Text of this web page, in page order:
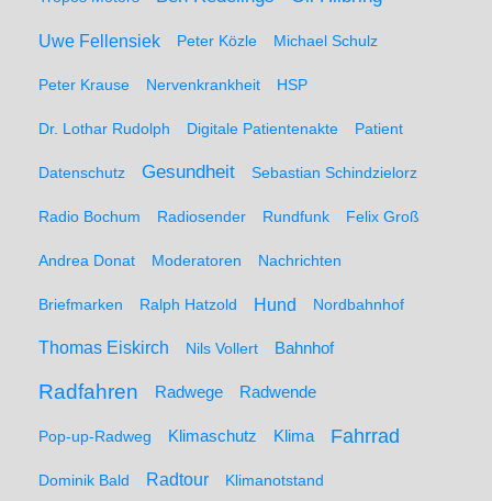
Uwe Fellensiek Peter Közle Michael Schulz
Peter Krause Nervenkrankheit HSP
Dr. Lothar Rudolph Digitale Patientenakte Patient
Datenschutz Gesundheit Sebastian Schindzielorz
Radio Bochum Radiosender Rundfunk Felix Groß
Andrea Donat Moderatoren Nachrichten
Briefmarken Ralph Hatzold Hund Nordbahnhof
Thomas Eiskirch Nils Vollert Bahnhof
Radfahren Radwege Radwende
Pop-up-Radweg Klimaschutz Klima Fahrrad
Dominik Bald Radtour Klimanotstand